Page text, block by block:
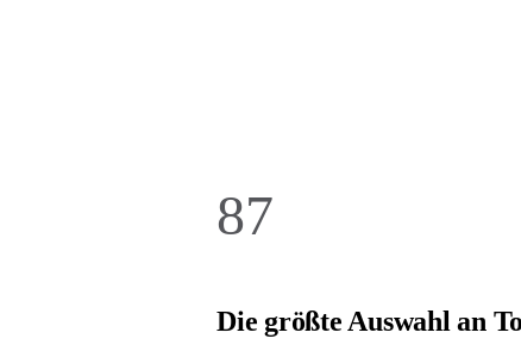
87
Die größte Auswahl an